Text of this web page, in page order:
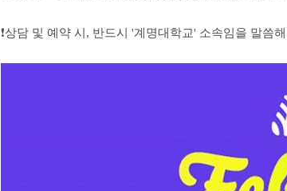
❗️상담 및 예약 시, 반드시 '계명대학교' 소속임을 말씀